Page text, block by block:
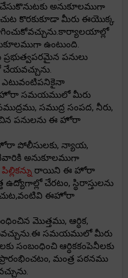
చేసుకొనుటకు అనుకూలముగా
కొరకుకూడా మీరు ఈయొక్క
ఉంటుంది.
పనులు
ఎటువంటిపనికైనా
హోరా సమయములో మీరు
సముద్ర సంపద, నీరు,
పనులను ఈ హోరా
పోలీసులకు, న్యాయ,
అనుకూలముగా
పిల్లికన్ను రాయిని ఈ హోరా
చేరటం, స్థిరాస్తులను
ఈహోరా
మొత్తము, ఆర్ధిక,
సమయములో మీరు
సంబంధించి ఆర్ధికకంపెనీలకు
మంత్ర పఠనము